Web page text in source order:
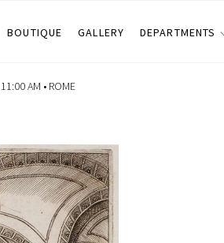
BOUTIQUE GALLERY DEPARTMENTS
AM • ROME